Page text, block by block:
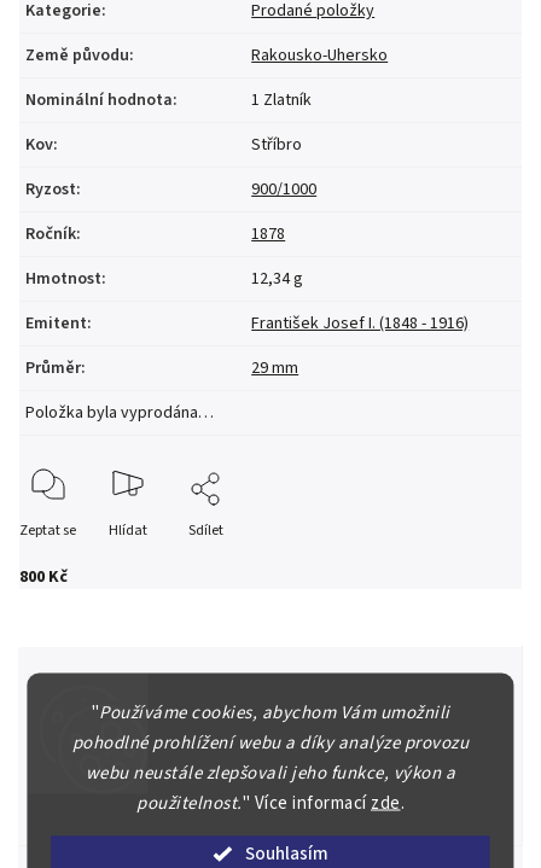
"Používáme cookies, abychom Vám umožnili
pohodlné prohlížení webu a díky analýze provozu
webu neustále zlepšovali jeho funkce, výkon a
použitelnost." Více informacízde.
Souhlasím
800 Kč
Kategorie:
Prodané položky
Země původu:
Rakousko-Uhersko
Nominální hodnota:
1 Zlatník
Kov:
Stříbro
Ryzost:
900/1000
Ročník:
1878
Hmotnost:
12,34 g
Emitent:
František Josef I. (1848 - 1916)
Průměr:
29 mm
Položka byla vyprodána…
Zeptat se Hlídat Sdílet
Špičkové služby za nejlepší ceny
Náš kolektiv specialistů a znalců se Vám bude plně věnovat.
Posoudíme kvalitu a pravost Vašeho materiálu, prodáme v naší
aukci nebo Vám poradíme kam investovat.